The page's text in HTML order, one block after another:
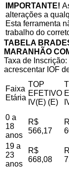
IMPORTANTE!
alterações a
Esta ferramenta
trabalho do
TABELA
MARANHÃO
Taxa de
acrescentar IOF
Faixa
Etária
TOP
EFETIVO
IV(E) (E)
0 a
18
anos
R$
566,17
19 a
23
anos
R$
668,08